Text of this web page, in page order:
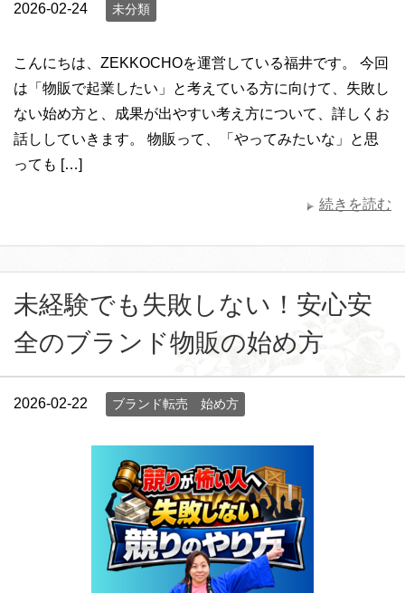
2026-02-24 未分類
こんにちは、ZEKKOCHOを運営している福井です。 今回
は「物販で起業したい」と考えている方に向けて、失敗し
ない始め方と、成果が出やすい考え方について、詳しくお
話ししていきます。 物販って、「やってみたいな」と思
っても […]
続きを読む
未経験でも失敗しない！安心安
全のブランド物販の始め方
2026-02-22 ブランド転売 始め方